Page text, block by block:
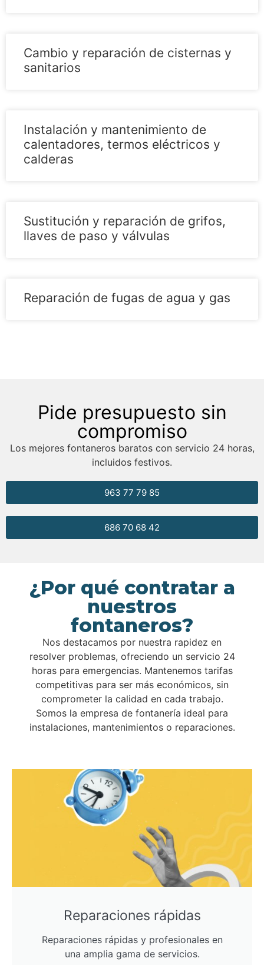
Cambio y reparación de cisternas y
sanitarios
Instalación y mantenimiento de
calentadores, termos eléctricos y
calderas
Sustitución y reparación de grifos,
llaves de paso y válvulas
Reparación de fugas de agua y gas
Pide presupuesto sin
compromiso
Los mejores fontaneros baratos con servicio 24 horas,
incluidos festivos.
686 70 68 42
963 77 79 85
¿Por qué contratar a
nuestros
fontaneros?
Nos destacamos por nuestra rapidez en
resolver problemas, ofreciendo un servicio 24
horas para emergencias. Mantenemos tarifas
competitivas para ser más económicos, sin
comprometer la calidad en cada trabajo.
Somos la empresa de fontanería ideal para
instalaciones, mantenimientos o reparaciones.
Reparaciones rápidas
Reparaciones rápidas y profesionales en
una amplia gama de servicios.